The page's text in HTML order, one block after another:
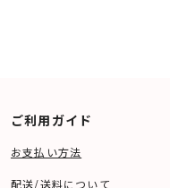
ご利用ガイド
お支払い方法
配送/送料について